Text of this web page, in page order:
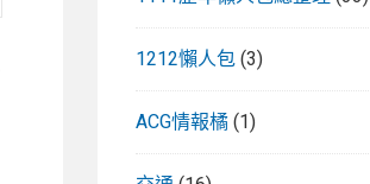
1212懶人包 (3)
ACG情報橘 (1)